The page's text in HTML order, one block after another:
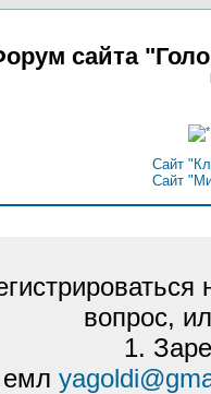
сайта
Сайт
Сайт
вопрос,
1.